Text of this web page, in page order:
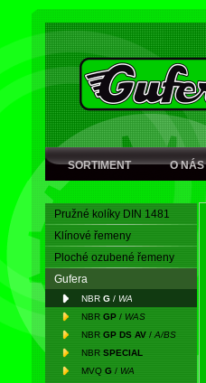
SORTIMENT O NÁS
Pružné kolíky DIN 1481
Klínové řemeny
Ploché ozubené řemeny
Gufera
NBR G / WA
NBR GP / WAS
NBR GP DS AV / A/BS
NBR SPECIAL
MVQ G / WA